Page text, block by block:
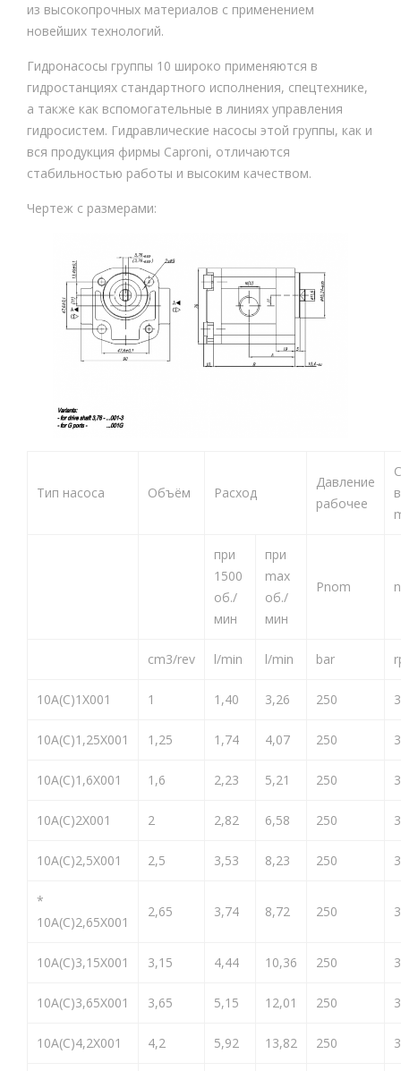
из высокопрочных материалов с применением
новейших технологий.
Гидронасосы группы 10 широко применяются в
гидростанциях стандартного исполнения, спецтехнике,
а также как вспомогательные в линиях управления
гидросистем. Гидравлические насосы этой группы, как и
вся продукция фирмы Сaproni, отличаются
стабильностью работы и высоким качеством.
Чертеж с размерами:
Тип насоса Объём Расход
Давление
рабочее
при
1500
об./
мин
при
max
об./
мин
Pnom n
cm3/rev l/min l/min bar
10A(C)1X001 1 1,40 3,26 250
10A(C)1,25X001 1,25 1,74 4,07 250
10A(C)1,6X001 1,6 2,23 5,21 250
10A(C)2X001 2 2,82 6,58 250
10A(C)2,5X001 2,5 3,53 8,23 250
*
10A(C)2,65X001
2,65 3,74 8,72 250
10A(C)3,15X001 3,15 4,44 10,36 250
10A(C)3,65X001 3,65 5,15 12,01 250
10A(C)4,2X001 4,2 5,92 13,82 250